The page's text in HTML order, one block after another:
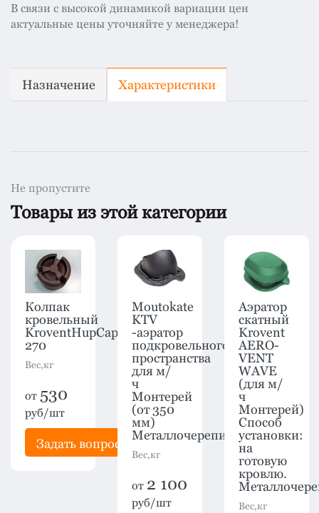
В связи с высокой динамикой вариации цен
актуальные цены уточняйте у менеджера!
Назначение Характеристики
Не пропустите
Товары из этой категории
Колпак
кровельный
KroventHupCap
270
Вес,кг
от 530
руб/шт
Задать вопрос
Moutokate
KTV
-аэратор
подкровельного
пространства
для м/
ч
Монтерей
(от 350
мм)
Металлочерепица
Вес,кг
от 2 100
руб/шт
Аэратор
скатный
Krovent
AERO-
VENT
WAVE
(для м/
ч
Монтерей)
Способ
установки:
на
готовую
кровлю.
Вес,кг